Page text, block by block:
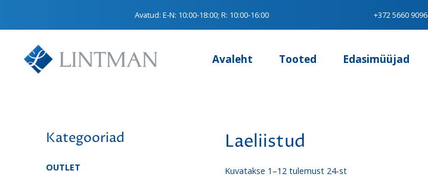
Avatud:E-N: 10:00-18:00; R: 10:00-16:00 +372 5660 9096
Avaleht Tooted Edasimüüjad
Kategooriad
OUTLET
Laeliistud
Kuvatakse 1–12 tulemust 24-stSorditud